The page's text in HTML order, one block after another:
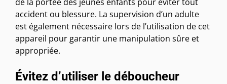
accident ou blessure. La supervision d’un adulte
est également nécessaire lors de l’utilisation de cet
appareil pour garantir une manipulation sûre et
appropriée.
Évitez d’utiliser le déboucheur